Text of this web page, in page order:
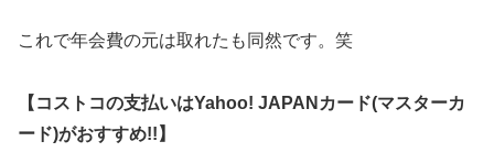
これで年会費の元は取れたも同然です。笑
【コストコの支払いはYahoo! JAPANカード(マスターカ
ード)がおすすめ!!】